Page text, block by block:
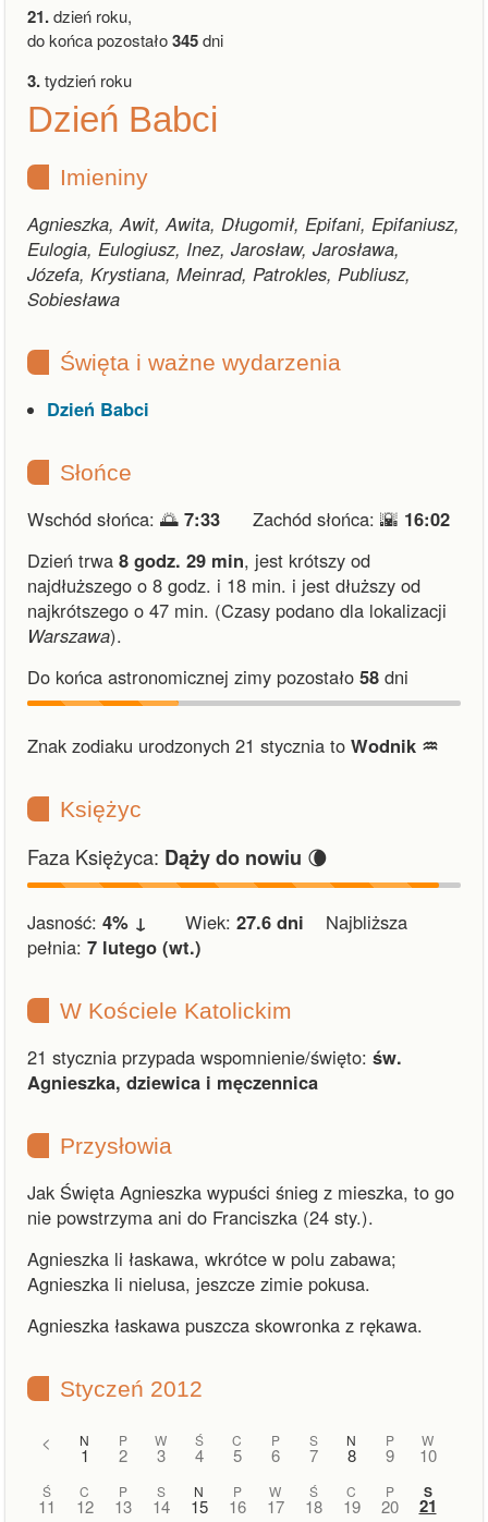
21.dzień roku,
do końca pozostało345dni
3.tydzień roku
Dzień Babci
Imieniny
Agnieszka, Awit, Awita, Długomił, Epifani, Epifaniusz,
Eulogia, Eulogiusz, Inez, Jarosław, Jarosława,
Józefa, Krystiana, Meinrad, Patrokles, Publiusz,
Sobiesława
Święta i ważne wydarzenia
Dzień Babci
Słońce
Wschód słońca: 🌅 7:33 Zachód słońca: 🌇 16:02
Dzień trwa 8 godz. 29 min, jest krótszy od
najdłuższego o 8 godz. i 18 min. i jest dłuższy od
najkrótszego o 47 min. (Czasy podano dla lokalizacji
Warszawa).
Do końca astronomicznej zimy pozostało 58 dni
Znak zodiaku urodzonych 21 stycznia to Wodnik ♒︎
Księżyc
Faza Księżyca: Dąży do nowiu 🌘
Jasność: 4% ↓ Wiek: 27.6 dni Najbliższa
pełnia: 7 lutego (wt.)
W Kościele Katolickim
21 stycznia przypada wspomnienie/święto: św.
Agnieszka, dziewica i męczennica
Przysłowia
Jak Święta Agnieszka wypuści śnieg z mieszka, to go
nie powstrzyma ani do Franciszka (24 sty.).
Agnieszka li łaskawa, wkrótce w polu zabawa;
Agnieszka li nielusa, jeszcze zimie pokusa.
Agnieszka łaskawa puszcza skowronka z rękawa.
Styczeń 2012
< N
1
P
2
W
3
Ś
4
C
5
P
6
S
7
N
8
P
9
W
10
Ś
11
C
12
P
13
S
14
N
15
P
16
W
17
Ś
18
C
19
P
20
S
21